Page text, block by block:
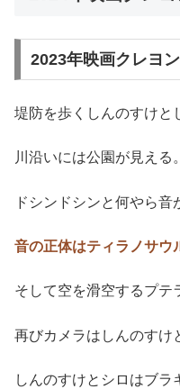
2023年映画クレヨ
堤防を歩くしんのすけと
川沿いには公園が見える。
ドシンドシンと何やら音
音の正体はティラノサウ
そして空を滑空するプテ
再びカメラはしんのすけ
しんのすけとシロはブラ